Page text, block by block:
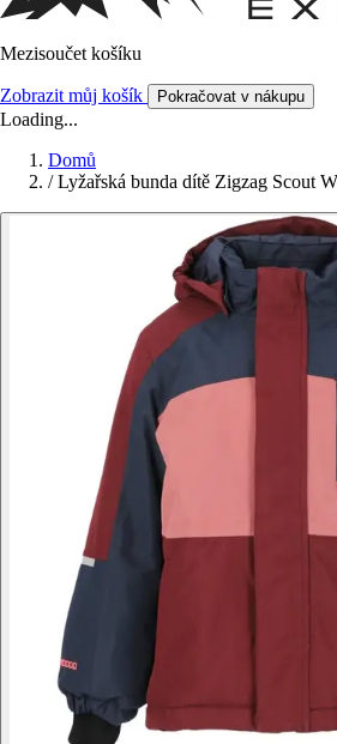
Mezisoučet košíku
Zobrazit můj košík Pokračovat v nákupu
Loading...
Domů
/ Lyžařská bunda dítě Zigzag Scout